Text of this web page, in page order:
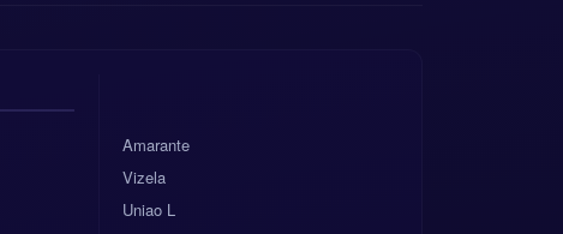
Amarante
Vizela
Uniao L